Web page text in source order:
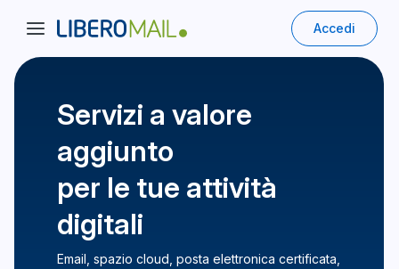
Accedi
Servizi a valore
aggiunto
per le tue attività
digitali
Email, spazio cloud, posta elettronica certificata,